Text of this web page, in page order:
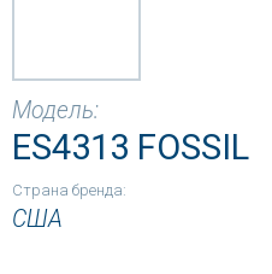
Модель:
ES4313 FOSSIL
Страна бренда:
США